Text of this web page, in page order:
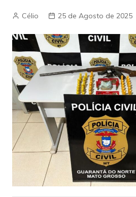
Célio 25 de Agosto de 2025